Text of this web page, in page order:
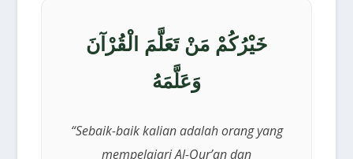
خَيْرُكُمْ مَنْ تَعَلَّمَ الْقُرْآنَ
وَعَلَّمَهُ
“Sebaik-baik kalian adalah orang yang
mempelajari Al-Qur’an dan